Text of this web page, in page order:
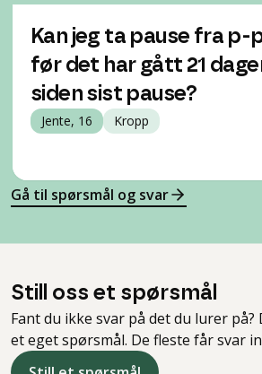
Kan jeg ta pause fra p-
før det har gått 21
siden sist pause?
Jente, 16 Kropp
Gå til spørsmål og svar
Still oss et spørsmål
Fant du ikke svar på det du lurer på?
et eget spørsmål. De fleste får svar